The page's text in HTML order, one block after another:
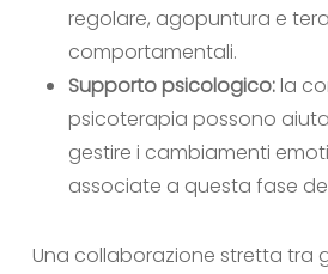
regolare, agopuntura e
comportamentali.
Supporto psicologico:la
psicoterapia possono
gestire i cambiamenti
associate a questa fase
Una collaborazione stretta tra